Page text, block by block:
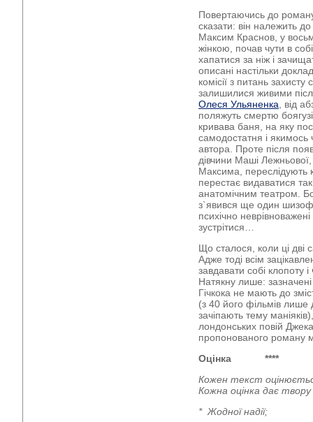
Повертаючись до
сказати: він належить
Максим Краснов, у
жінкою, почав чути в
хапатися за ніж і
описані настільки
комісії з питань захисту
залишилися живими
Олеся Ульяненка , від
поляжуть смертю
кривава баня, на яку
самодостатня і якимось
автора. Проте після
дівчини Маші
Максима, переслідують
перестає видаватися
анатомічним театром. Бо
з`явився ще один
психічно
зустрітися…
Що сталося, коли ці дві
Адже тоді всім
завдавати собі клопоту
Натякну лише:
Гічкока не мають до
(з 40 його фільмів лише
зачіпають тему
лондонських повій
пропонованого роману
Оцінка
****
Кожен текст
Кожна оцінка дає
* Жодної надії;